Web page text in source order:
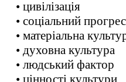
• цивілізація
• соціальний прогрес
• матеріальна
• духовна культура
• людський фактор
• цінності культури